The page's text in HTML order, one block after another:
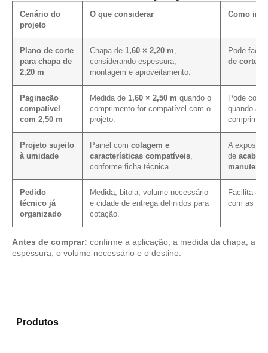
Cenário do
projeto
O que considerar Como
Plano de corte
para chapa de
2,20 m
Chapa de 1,60 × 2,20 m
considerando espessura,
montagem e aproveitamento.
Pode
de corte e
Paginação
compatível
com 2,50 m
Medida de 1,60 × 2,50 m quando o
comprimento for compatível com o
projeto.
Pode
quando a
Projeto sujeito
à umidade
Painel com colagem e
características compatíveis
conforme ficha técnica.
A
de
Pedido
técnico já
organizado
Medida, bitola, volume necessário
e cidade de entrega definidos para
cotação.
Facilita a
com as
Antes de comprar: confirme a aplicação, a medida da chapa, a
espessura, o volume necessário e o destino.
Produtos